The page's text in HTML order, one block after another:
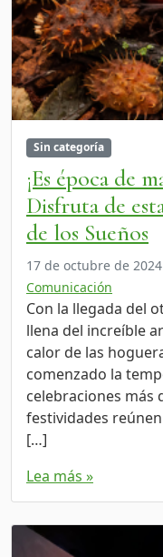
Sin categoría
¡Es época de
Disfruta de
de los Sueños
17 de octubre de 2024
Comunicación
Con la llegada del
llena del increíble
calor de las
comenzado la
celebraciones más
festividades
[…]
Lea más »